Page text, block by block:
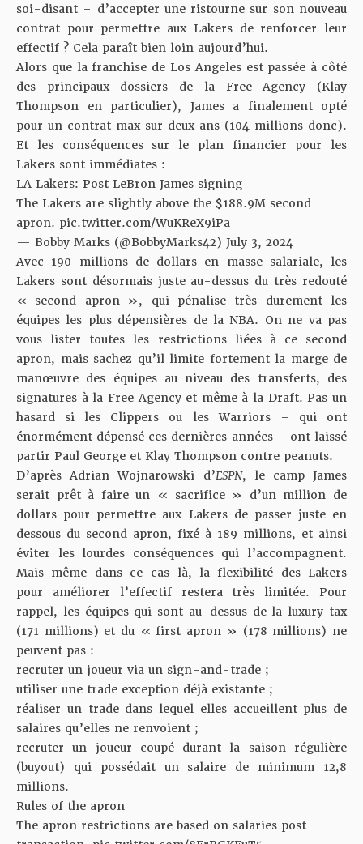
soi-disant – d’accepter une ristourne sur son nouveau
contrat pour permettre aux Lakers de renforcer leur
effectif ? Cela paraît bien loin aujourd’hui.
Alors que la franchise de Los Angeles est passée à côté
des principaux dossiers de la Free Agency (Klay
Thompson en particulier), James a finalement opté
pour un contrat max sur deux ans (104 millions donc).
Et les conséquences sur le plan financier pour les
Lakers sont immédiates :
LA Lakers: Post LeBron James signing
The Lakers are slightly above the $188.9M second
apron. pic.twitter.com/WuKReX9iPa
— Bobby Marks (@BobbyMarks42) July 3, 2024
Avec 190 millions de dollars en masse salariale, les
Lakers sont désormais juste au-dessus du très redouté
« second apron », qui pénalise très durement les
équipes les plus dépensières de la NBA. On ne va pas
vous lister toutes les restrictions liées à ce second
apron, mais sachez qu’il limite fortement la marge de
manœuvre des équipes au niveau des transferts, des
signatures à la Free Agency et même à la Draft. Pas un
hasard si les Clippers ou les Warriors – qui ont
énormément dépensé ces dernières années – ont laissé
partir Paul George et Klay Thompson contre peanuts.
D’après Adrian Wojnarowski d’ESPN, le camp James
serait prêt à faire un « sacrifice » d’un million de
dollars pour permettre aux Lakers de passer juste en
dessous du second apron, fixé à 189 millions, et ainsi
éviter les lourdes conséquences qui l’accompagnent.
Mais même dans ce cas-là, la flexibilité des Lakers
pour améliorer l’effectif restera très limitée. Pour
rappel, les équipes qui sont au-dessus de la luxury tax
(171 millions) et du « first apron » (178 millions) ne
peuvent pas :
recruter un joueur via un sign-and-trade ;
utiliser une trade exception déjà existante ;
réaliser un trade dans lequel elles accueillent plus de
salaires qu’elles ne renvoient ;
recruter un joueur coupé durant la saison régulière
(buyout) qui possédait un salaire de minimum 12,8
millions.
Rules of the apron
The apron restrictions are based on salaries post